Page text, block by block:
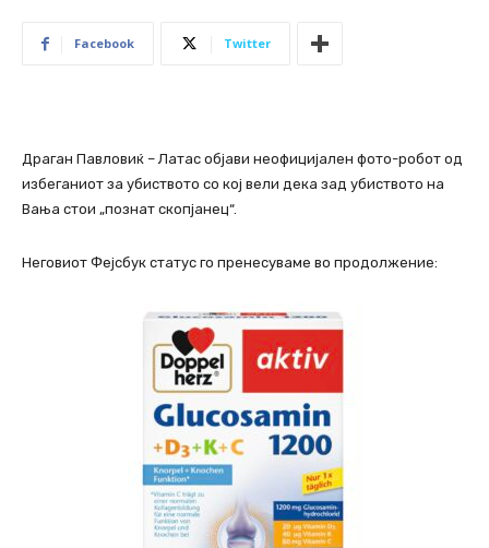
Facebook Twitter
Драган Павловиќ – Латас објави неофицијален фото-робот од
избеганиот за убиството со кој вели дека зад убиството на
Вања стои „познат скопјанец“.
Неговиот Фејсбук статус го пренесуваме во продолжение: